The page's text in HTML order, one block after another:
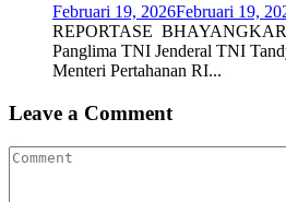
Februari 19, 2026Februari 19,
REPORTASE
Panglima TNI Jenderal TNI
Menteri Pertahanan RI...
Leave a Comment